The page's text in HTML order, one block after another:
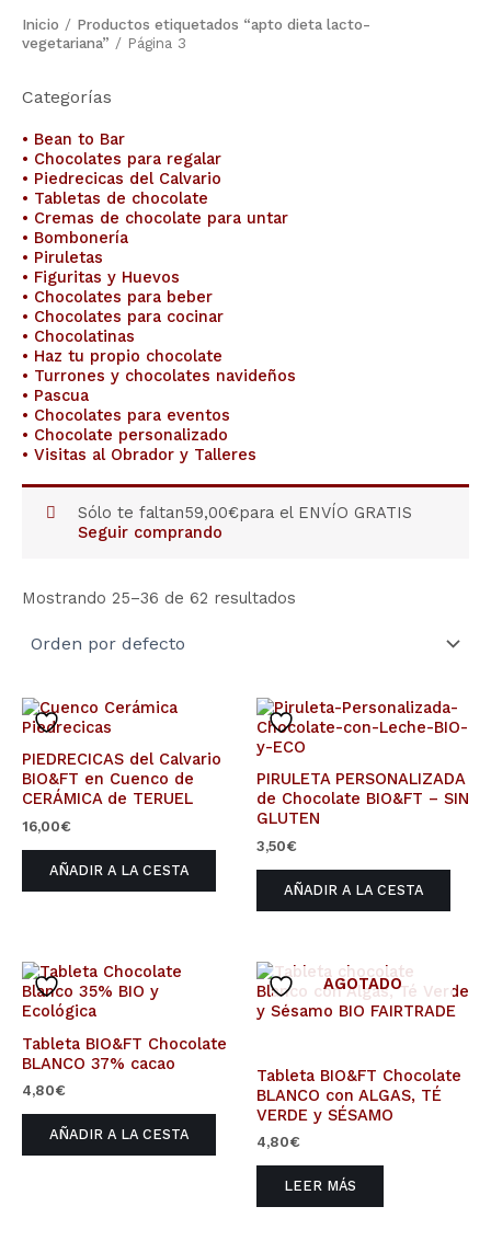
Inicio / Productos etiquetados “apto dieta lacto-
vegetariana” / Página 3
Categorías
• Bean to Bar
• Chocolates para regalar
• Piedrecicas del Calvario
• Tabletas de chocolate
• Cremas de chocolate para untar
• Bombonería
• Piruletas
• Figuritas y Huevos
• Chocolates para beber
• Chocolates para cocinar
• Chocolatinas
• Haz tu propio chocolate
• Turrones y chocolates navideños
• Pascua
• Chocolates para eventos
• Chocolate personalizado
• Visitas al Obrador y Talleres
Sólo te faltan59,00€para el ENVÍO GRATIS
Seguir comprando
Mostrando 25–36 de 62 resultados
PIEDRECICAS del Calvario
BIO&FT en Cuenco de
CERÁMICA de TERUEL
16,00€
AÑADIR A LA CESTA
PIRULETA PERSONALIZADA
de Chocolate BIO&FT – SIN
GLUTEN
3,50€
AÑADIR A LA CESTA
Tableta BIO&FT Chocolate
BLANCO 37% cacao
4,80€
AÑADIR A LA CESTA
AGOTADO
Tableta BIO&FT Chocolate
BLANCO con ALGAS, TÉ
VERDE y SÉSAMO
4,80€
LEER MÁS